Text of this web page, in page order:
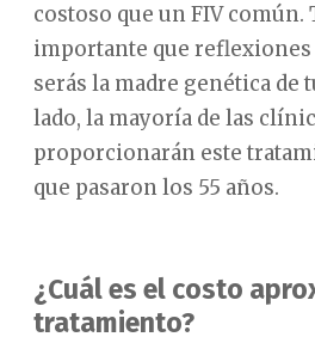
costoso que un FIV común.
importante que reflexiones
serás la madre genética de
lado, la mayoría de las
proporcionarán este
que pasaron los 55 años.
¿Cuál es el costo
tratamiento?